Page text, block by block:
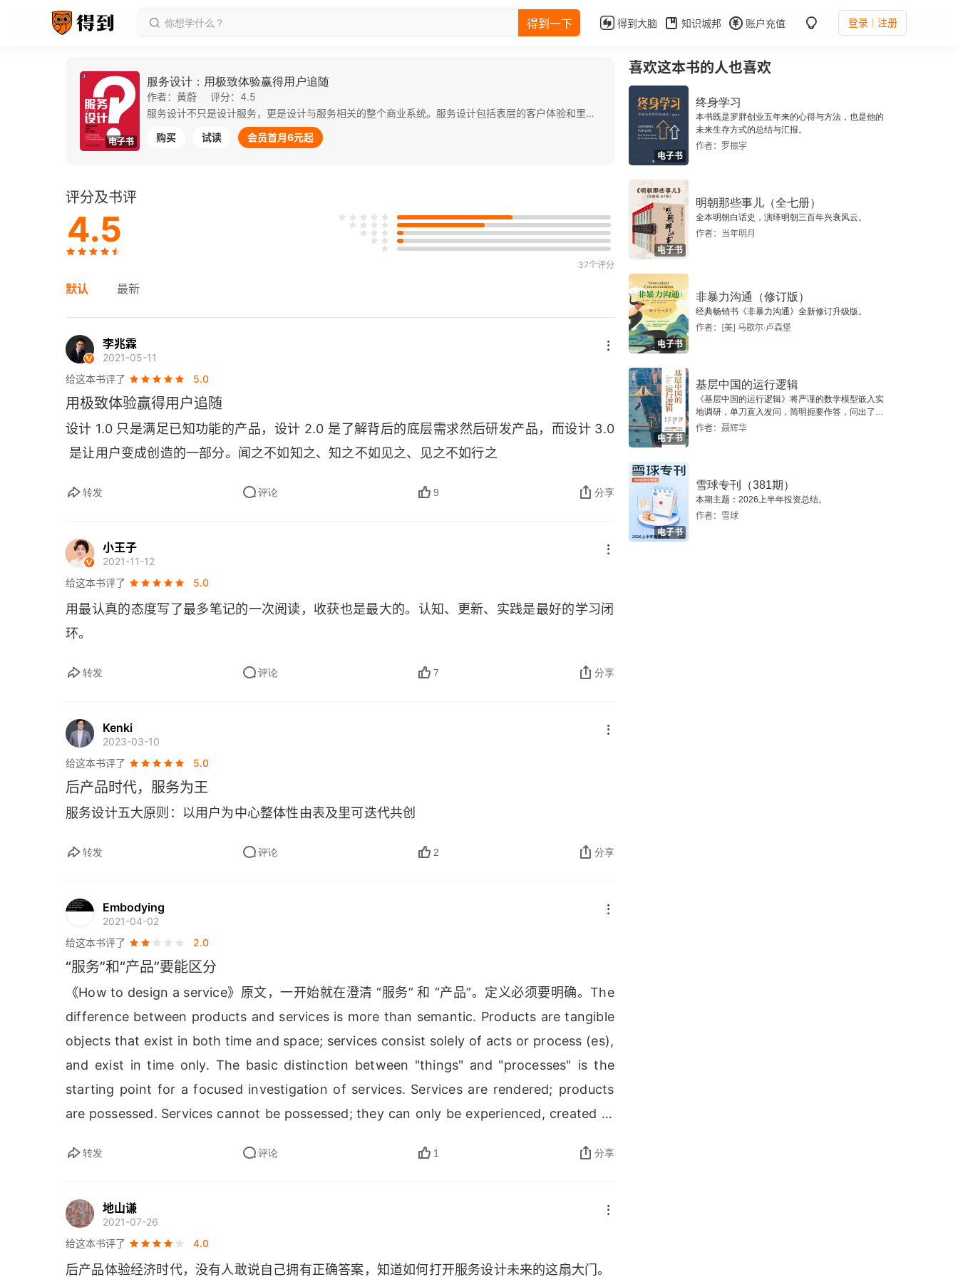
得到一下 得到大脑 知识城邦 账户充值 登录 注册
电子书
服务设计：用极致体验赢得用户追随
作者：黄蔚
评分：4.5
服务设计不只是设计服务，更是设计与服务相关的整个商业系统。服务设计包括表层的客户体验和里层的员工体验。对外，它通过共情洞察客户需求，通过团队内共创以及与客户共创，打造立体的客户体验；对内，它通过服务蓝图重塑业务流程和组织形式、通过迭代释放商业想象力，打造一个充满同理心和创造力的团队。 作者把服务设计和中国传统文化相结合，独创了五行卷轴，一种让人耳目一新的实践方式，为企业提供了一套服务升级的路线图，帮助企业打造触动人心的好服务，将与用户一次性的接触变成长期的关系。
购买
试读 会员首月6元起
评分及书评
4.5
37个评分
默认 最新
李兆霖
2021-05-11
给这本书评了
5.0
用极致体验赢得用户追随
设计 1.0 只是满足已知功能的产品，设计 2.0 是了解背后的底层需求然后研发产品，而设计 3.0
是让用户变成创造的一部分。闻之不如知之、知之不如见之、见之不如行之
转发 评论 9 分享
小王子
2021-11-12
给这本书评了
5.0
用最认真的态度写了最多笔记的一次阅读，收获也是最大的。认知、更新、实践是最好的学习闭
环。
转发 评论 7 分享
Kenki
2023-03-10
给这本书评了
5.0
后产品时代，服务为王
服务设计五大原则：以用户为中心整体性由表及里可迭代共创
转发 评论 2 分享
Embodying
2021-04-02
给这本书评了
2.0
“服务”和“产品”要能区分
《How to design a service》原文，一开始就在澄清 “服务” 和 “产品”。定义必须要明确。The
difference between products and services is more than semantic. Products are tangible
objects that exist in both time and space; services consist solely of acts or process (es
and exist in time only. The basic distinction between "things" and "processes" is the
starting point for a focused investigation of services. Services are rendered; products
are possessed. Services cannot be possessed; they can only be experienced, created or
symbiotically linked
A box of cereal may appear to be a simple product
beginning with the service of farming
services and products can act simultaneously
转发 评论 1 分享
地山谦
2021-07-26
给这本书评了
4.0
后产品体验经济时代，没有人敢说自己拥有正确答案，知道如何打开服务设计未来的这扇大门。
喜欢这本书的人也喜欢
电子书
终身学习
本书既是罗胖创业五年来的心得与方法，也是他的
未来生存方式的总结与汇报。
作者：罗振宇
电子书
明朝那些事儿（全七册）
全本明朝白话史，演绎明朝三百年兴衰风云。
作者：当年明月
电子书
非暴力沟通（修订版）
经典畅销书《非暴力沟通》全新修订升级版。
作者：[美] 马歇尔·卢森堡
电子书
基层中国的运行逻辑
《基层中国的运行逻辑》将严谨的数学模型嵌入实
地调研，单刀直入发问，简明扼要作答，问出了一
个真实切近的基层中国。
作者：聂辉华
电子书
雪球专刊（381期）
本期主题：2026上半年投资总结。
作者：雪球